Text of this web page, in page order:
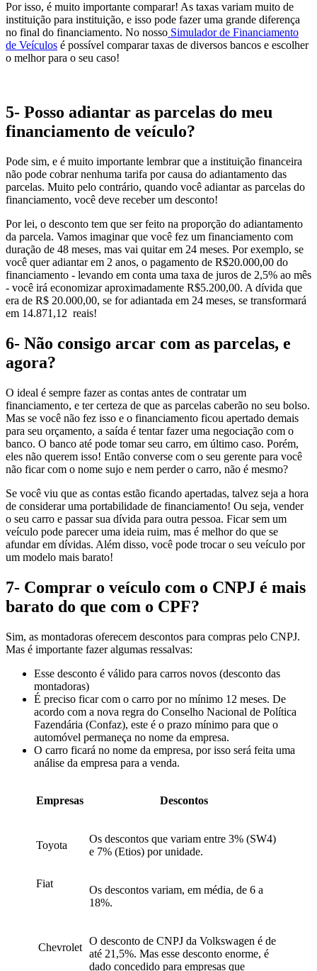
Por isso, é muito importante comparar! As taxas variam muito de
instituição para instituição, e isso pode fazer uma grande diferença
no final do financiamento. No nosso Simulador de Financiamento
de Veículos é possível comparar taxas de diversos bancos e escolher
o melhor para o seu caso!
5- Posso adiantar as parcelas do meu
financiamento de veículo?
Pode sim, e é muito importante lembrar que a instituição financeira
não pode cobrar nenhuma tarifa por causa do adiantamento das
parcelas. Muito pelo contrário, quando você adiantar as parcelas do
financiamento, você deve receber um desconto!
Por lei, o desconto tem que ser feito na proporção do adiantamento
da parcela. Vamos imaginar que você fez um financiamento com
duração de 48 meses, mas vai quitar em 24 meses. Por exemplo, se
você quer adiantar em 2 anos, o pagamento de R$20.000,00 do
financiamento - levando em conta uma taxa de juros de 2,5% ao mês
- você irá economizar aproximadamente R$5.200,00. A dívida que
era de R$ 20.000,00, se for adiantada em 24 meses, se transformará
em 14.871,12 reais!
6- Não consigo arcar com as parcelas, e
agora?
O ideal é sempre fazer as contas antes de contratar um
financiamento, e ter certeza de que as parcelas caberão no seu bolso.
Mas se você não fez isso e o financiamento ficou apertado demais
para seu orçamento, a saída é tentar fazer uma negociação com o
banco. O banco até pode tomar seu carro, em último caso. Porém,
eles não querem isso! Então converse com o seu gerente para você
não ficar com o nome sujo e nem perder o carro, não é mesmo?
Se você viu que as contas estão ficando apertadas, talvez seja a hora
de considerar uma portabilidade de financiamento! Ou seja, vender
o seu carro e passar sua dívida para outra pessoa. Ficar sem um
veículo pode parecer uma ideia ruim, mas é melhor do que se
afundar em dívidas. Além disso, você pode trocar o seu veículo por
um modelo mais barato!
7- Comprar o veículo com o CNPJ é mais
barato do que com o CPF?
Sim, as montadoras oferecem descontos para compras pelo CNPJ.
Mas é importante fazer algumas ressalvas:
Esse desconto é válido para carros novos (desconto das
montadoras)
É preciso ficar com o carro por no mínimo 12 meses. De
acordo com a nova regra do Conselho Nacional de Política
Fazendária (Confaz), este é o prazo mínimo para que o
automóvel permaneça no nome da empresa.
O carro ficará no nome da empresa, por isso será feita uma
análise da empresa para a venda.
Empresas Descontos
Toyota
Os descontos que variam entre 3% (SW4)
e 7% (Etios) por unidade.
Fiat
Os descontos variam, em média, de 6 a
18%.
Chevrolet
O desconto de CNPJ da Volkswagen é de
até 21,5%. Mas esse desconto enorme, é
dado concedido para empresas que